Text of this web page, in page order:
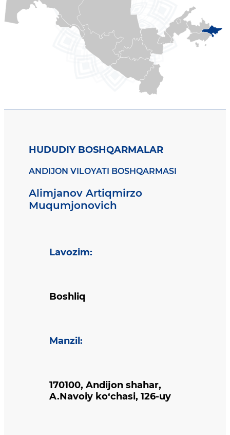
HUDUDIY BOSHQARMALAR
ANDIJON VILOYATI BOSHQARMASI
Alimjanov Artiqmirzo
Muqumjonovich
Lavozim:
Boshliq
Manzil :
170100, Andijon shahar,
A.Navoiy ko‘chasi, 126-uy